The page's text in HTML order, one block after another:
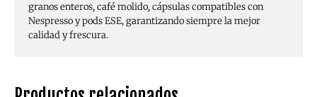
granos enteros, café molido, cápsulas compatibles con
Nespresso y pods ESE, garantizando siempre la mejor
calidad y frescura.